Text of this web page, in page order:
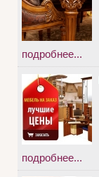
подробнее...
подробнее...